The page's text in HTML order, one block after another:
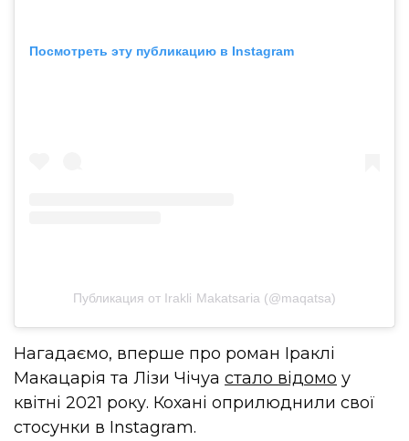
Посмотреть эту публикацию в Instagram
Публикация от Irakli Makatsaria (@maqatsa)
Нагадаємо, вперше про роман Іраклі
Макацарія та Лізи Чічуа стало відомо у
квітні 2021 року. Кохані оприлюднили свої
стосунки в Instagram.